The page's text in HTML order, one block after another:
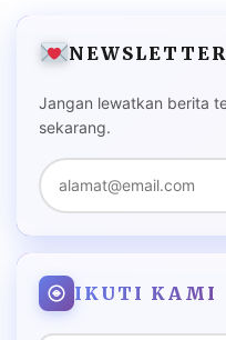
NEWSLETTER
Jangan lewatkan berita
sekarang.
IKUTI KAMI